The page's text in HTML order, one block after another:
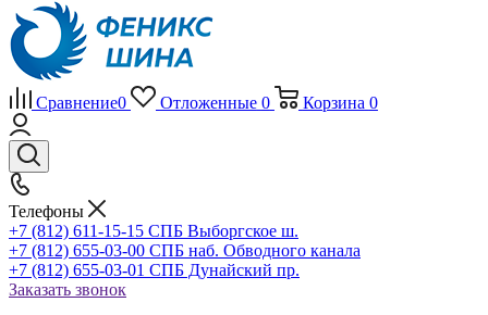
Сравнение0 Отложенные 0 Корзина 0
Телефоны
+7 (812) 611-15-15 СПБ Выборгское ш.
+7 (812) 655-03-00 СПБ наб. Обводного канала
+7 (812) 655-03-01 СПБ Дунайский пр.
Заказать звонок